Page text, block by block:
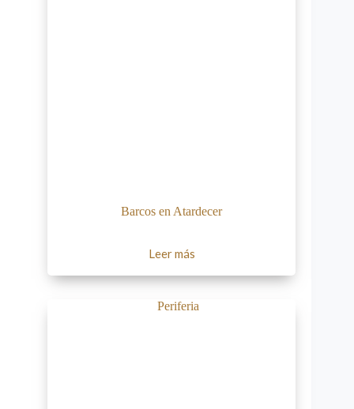
Barcos en Atardecer
Leer más